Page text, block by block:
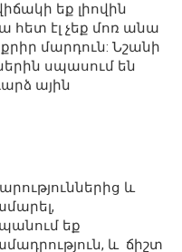
եք լիովին
հետ էլ չեք մոռ անա
մարդուն: Նշանի
սպասում են
ային
և
եք
և ճիշտ